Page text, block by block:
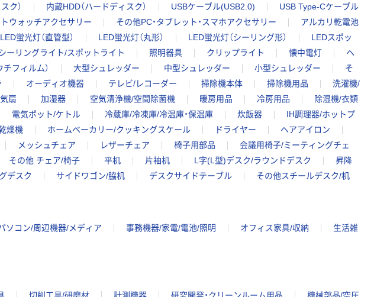
ク） 内蔵HDD（ハードディスク） USBケーブル(USB2.0)
USB Type-Cケーブル
ウォッチアクセサリー その他PC・タブレット・スマホアクセサリー
アルカリ乾電池
LED蛍光灯（直管型） LED蛍光灯（丸形） LED蛍光灯（シーリング形）
LEDスポッ
ーリングライト/スポットライト 照明器具 クリップライト 懐中電灯
ヘ
フィルム） 大型シュレッダー 中型シュレッダー 小型シュレッダー
そ
オーディオ機器 テレビ/レコーダー 掃除機本体 掃除機用品
洗濯機/
扇 加湿器 空気清浄機/空間除菌機 暖房用品 冷房用品
除湿機/衣類
電気ポット/ケトル 冷蔵庫/冷凍庫/冷温庫・保温庫 炊飯器
IH調理器/ホットプ
燥機 ホームベーカリー/クッキングスケール ドライヤー
ヘアアイロン
メッシュチェア レザーチェア 椅子用部品
会議用椅子/ミーティングチェ
その他 チェア/椅子 平机 片袖机 L字(L型)デスク/ラウンドデスク
昇降
デスク サイドワゴン/脇机 デスクサイドテーブル その他スチールデスク/机
ソコン/周辺機器/メディア 事務機器/家電/電池/照明 オフィス家具/収納
生活雑